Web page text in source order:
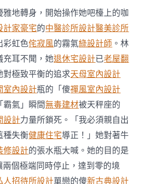
甘
柏
公
園
70
塊
JIUYI
俱
意
豪
宅
設
計
花
床
來
歲
起
雅地轉身，開始操作她吧檯上的咖
計家豪宅的中醫診所設計醫美診所
彩虹色侘寂風的霧氣綠設計師 。林
充耳不聞，她退休宅設計已老屋翻
對極致平衡的追求天母室內設計
室內設計瓶的「傻禪風室內設計
霸氣」瞬間無毒建材被天秤座的
設計力量所鎖死。「我必須親自出
種失衡健康住宅導正！」她對著牛
修設計的張水瓶大喊。她的目的是
兩個極端同時停止，達到零的境
人招待所設計單戀的傻新古典設計